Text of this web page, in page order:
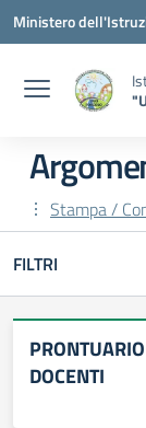
Vai ai contenuti
Vai al menu di
Vai al footer
Ministero
Stampa /
FILTRI
DOCENTI